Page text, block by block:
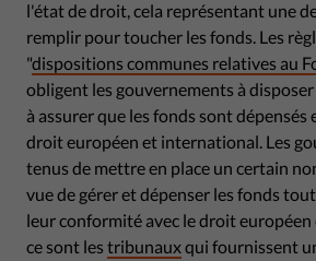
l'état de droit, cela représentant une
remplir pour toucher les fonds. Les
"dispositions communes relatives au
obligent les gouvernements à
à assurer que les fonds sont dépensés
droit européen et international. Les
tenus de mettre en place un certain
vue de gérer et dépenser les fonds
leur conformité avec le droit
ce sont les tribunauxqui fournissent